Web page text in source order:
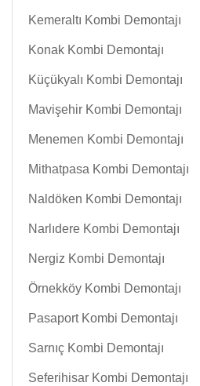
Kemeraltı Kombi Demontajı
Konak Kombi Demontajı
Küçükyalı Kombi Demontajı
Mavişehir Kombi Demontajı
Menemen Kombi Demontajı
Mithatpasa Kombi Demontajı
Naldöken Kombi Demontajı
Narlıdere Kombi Demontajı
Nergiz Kombi Demontajı
Örnekköy Kombi Demontajı
Pasaport Kombi Demontajı
Sarnıç Kombi Demontajı
Seferihisar Kombi Demontajı